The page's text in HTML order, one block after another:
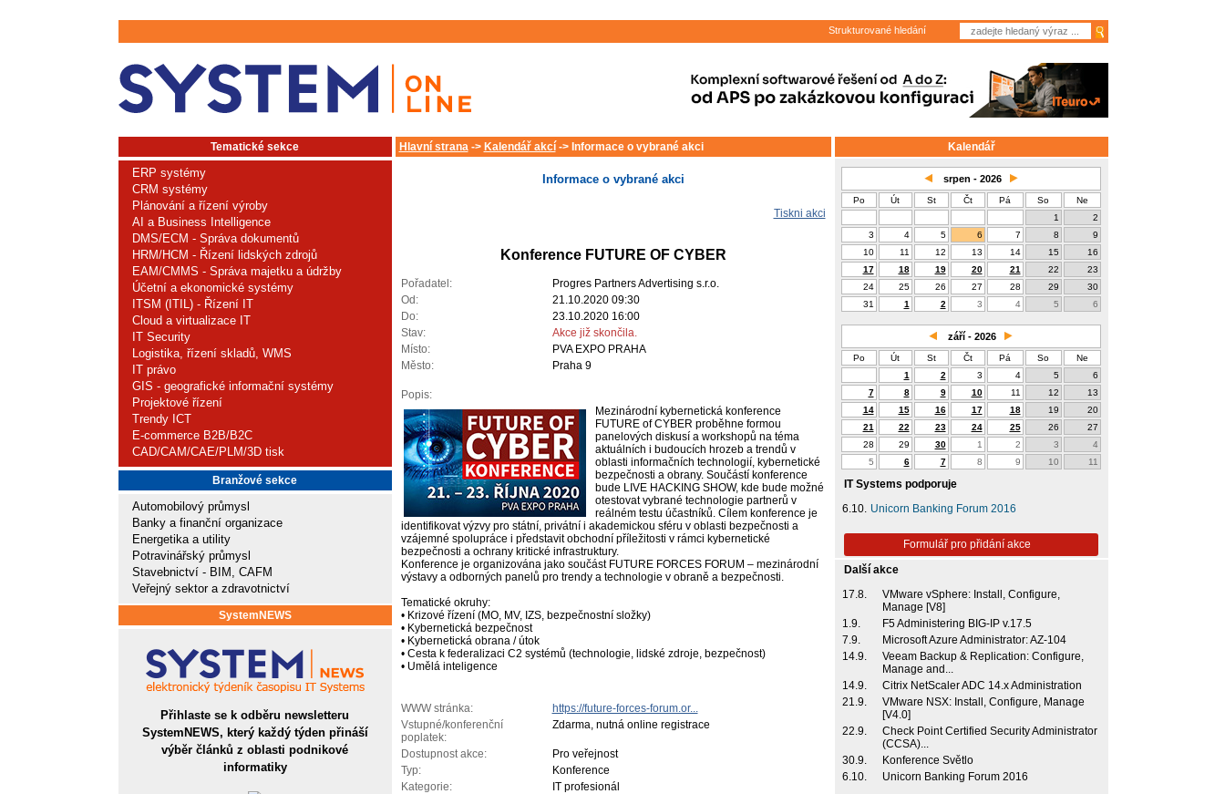
Strukturované hledání
Tematické sekce
ERP systémy
CRM systémy
Plánování a řízení výroby
AI a Business Intelligence
DMS/ECM - Správa dokumentů
HRM/HCM - Řízení lidských zdrojů
EAM/CMMS - Správa majetku a údržby
Účetní a ekonomické systémy
ITSM (ITIL) - Řízení IT
Cloud a virtualizace IT
IT Security
Logistika, řízení skladů, WMS
IT právo
GIS - geografické informační systémy
Projektové řízení
Trendy ICT
E-commerce B2B/B2C
CAD/CAM/CAE/PLM/3D tisk
Branžové sekce
Automobilový průmysl
Banky a finanční organizace
Energetika a utility
Potravinářský průmysl
Stavebnictví - BIM, CAFM
Veřejný sektor a zdravotnictví
SystemNEWS
Přihlaste se k odběru newsletteru
SystemNEWS, který každý týden přináší
výběr článků z oblasti podnikové
informatiky
Hlavní strana-> Kalendář akcí-> Informace o vybrané akci
Informace o vybrané akci
Tiskni akci
Konference FUTURE OF CYBER
Pořadatel:
Progres Partners Advertising s.r.o.
Od:
21.10.2020 09:30
Do:
23.10.2020 16:00
Stav:
Akce již skončila.
Místo:
PVA EXPO PRAHA
Město:
Praha 9
Popis:
Mezinárodní kybernetická konference
FUTURE of CYBER proběhne formou
panelových diskusí a workshopů na téma
aktuálních i budoucích hrozeb a trendů v
oblasti informačních technologií, kybernetické
bezpečnosti a obrany. Součástí konference
bude LIVE HACKING SHOW, kde bude možné
otestovat vybrané technologie partnerů v
reálném testu účastníků. Cílem konference je
identifikovat výzvy pro státní, privátní i akademickou sféru v oblasti bezpečnosti a
vzájemné spolupráce i představit obchodní příležitosti v rámci kybernetické
bezpečnosti a ochrany kritické infrastruktury.
Konference je organizována jako součást FUTURE FORCES FORUM – mezinárodní
výstavy a odborných panelů pro trendy a technologie v obraně a bezpečnosti.
Tematické okruhy:
• Krizové řízení (MO, MV, IZS, bezpečnostní složky)
• Kybernetická bezpečnost
• Kybernetická obrana / útok
• Cesta k federalizaci C2 systémů (technologie, lidské zdroje, bezpečnost)
• Umělá inteligence
WWW stránka:
https://future-forces-forum.or...
Vstupné/konferenční
poplatek:
Zdarma, nutná online registrace
Dostupnost akce:
Pro veřejnost
Typ:
Konference
Kategorie:
IT profesionál
Kalendář
srpen - 2026
Po Út St Čt Pá So
Ne
1
2
3
4 5 6 7 8
9
10
11 12 13 14 15
16
17
18 19 20 21 22
23
24
25 26 27 28 29
30
31
1 2 3 4 5 6
září - 2026
Po Út St Čt Pá So
Ne
1
2 3 4 5
6
7
8 9 10 11 12
13
14
15 16 17 18 19
20
21
22 23 24 25 26
27
28
29 30 1 2 3
4
5
6 7 8 9 10 11
IT Systems podporuje
6.10. Unicorn Banking Forum 2016
Formulář pro přidání akce
Další akce
17.8.
VMware vSphere: Install, Configure,
Manage [V8]
1.9.
F5 Administering BIG-IP v.17.5
7.9.
Microsoft Azure Administrator: AZ-104
14.9.
Veeam Backup & Replication: Configure,
Manage and...
14.9.
Citrix NetScaler ADC 14.x Administration
21.9.
VMware NSX: Install, Configure, Manage
[V4.0]
22.9.
Check Point Certified Security Administrator
(CCSA)...
30.9.
Konference Světlo
6.10.
Unicorn Banking Forum 2016